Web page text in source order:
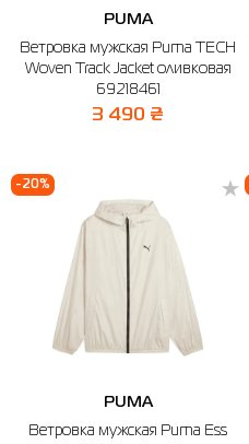
PUMA
Ветровка мужская Puma TECH
Woven Track Jacket оливковая
69218461
3 490 ₴
-20%
PUMA
Ветровка мужская Puma Ess